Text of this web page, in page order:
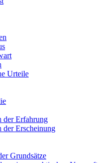
Urteile
der Erfahrung
der Erscheinung
Grundsätze